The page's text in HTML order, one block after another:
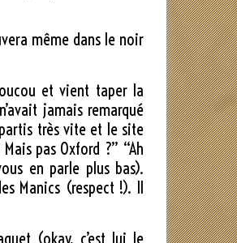
même dans le noir
et vient taper la
jamais remarqué
très vite et le site
pas Oxford ?” “Ah
en parle plus bas).
Manics (respect !). Il
(okay, c’est lui le